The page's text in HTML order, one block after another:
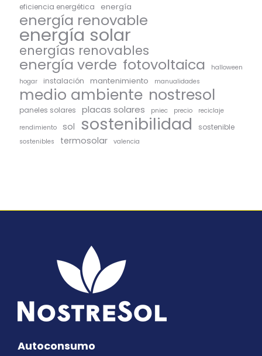
eficiencia energética energía
energía renovable
energía solar
energías renovables
energía verde fotovoltaica
halloween
hogar
instalación mantenimiento manualidades
medio ambiente nostresol
paneles solares placas solares pniec precio
reciclaje
rendimiento
sol sostenibilidad sostenible
sostenibles termosolar valencia
Autoconsumo